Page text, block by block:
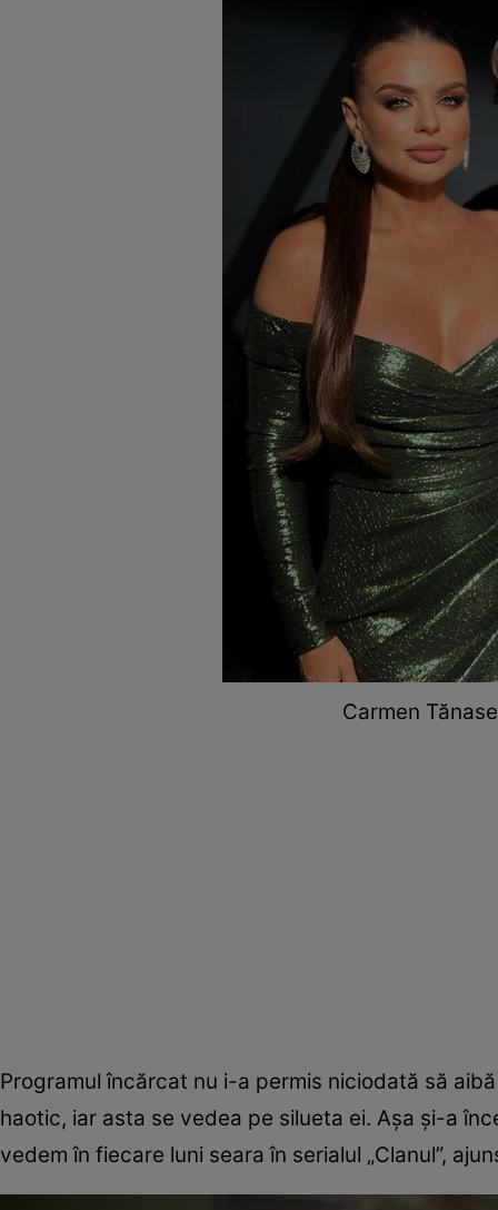
Carmen
Programul încărcat nu i-a permis niciodată să
haotic, iar asta se vedea pe silueta ei. Aşa şi-a
vedem în fiecare luni seara în serialul „Clanul”,